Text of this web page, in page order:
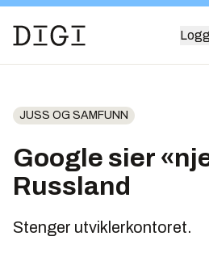
JUSS OG SAMFUNN
Google sier
Russland
Stenger utviklerkontoret.